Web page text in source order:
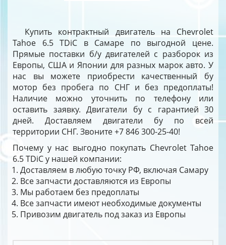
Купить контрактный двигатель на Chevrolet
Tahoe 6.5 TDiC в Самаре по выгодной цене.
Прямые поставки б/у двигателей с разборок из
Европы, США и Японии для разных марок авто. У
нас вы можете приобрести качественный бу
мотор без пробега по СНГ и без предоплаты!
Наличие можно уточнить по телефону или
оставить заявку. Двигатели бу с гарантией 30
дней. Доставляем двигатели бу по всей
территории СНГ. Звоните +7 846 300-25-40!
Почему у нас выгодно покупать Chevrolet Tahoe
6.5 TDiC у нашей компании:
Доставляем в любую точку РФ, включая Самару
Все запчасти доставляются из Европы
Мы работаем без предоплаты
Все запчасти имеют необходимые документы
Привозим двигатель под заказ из Европы